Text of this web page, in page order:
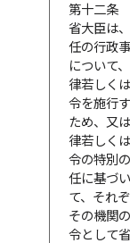
第十二条
省大臣は
任の行政
について
律若しく
令を施行
ため、又
律若しく
令の特別
任に基づい
て、それ
その機関
令として